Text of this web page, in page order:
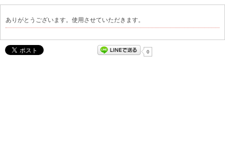
ありがとうございます。使用させていただきます。
0